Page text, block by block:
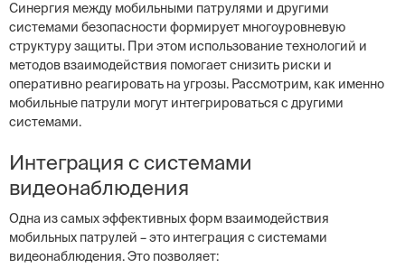
Синергия между мобильными патрулями и другими
системами безопасности формирует многоуровневую
структуру защиты. При этом использование технологий и
методов взаимодействия помогает снизить риски и
оперативно реагировать на угрозы. Рассмотрим, как именно
мобильные патрули могут интегрироваться с другими
системами.
Интеграция с системами
видеонаблюдения
Одна из самых эффективных форм взаимодействия
мобильных патрулей – это интеграция с системами
видеонаблюдения. Это позволяет: